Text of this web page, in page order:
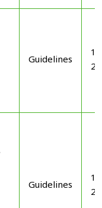
Guidelines
Guidelines